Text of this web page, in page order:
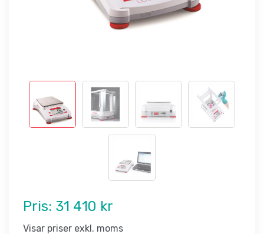
Pris: 31 410 kr
Visar priser exkl. moms